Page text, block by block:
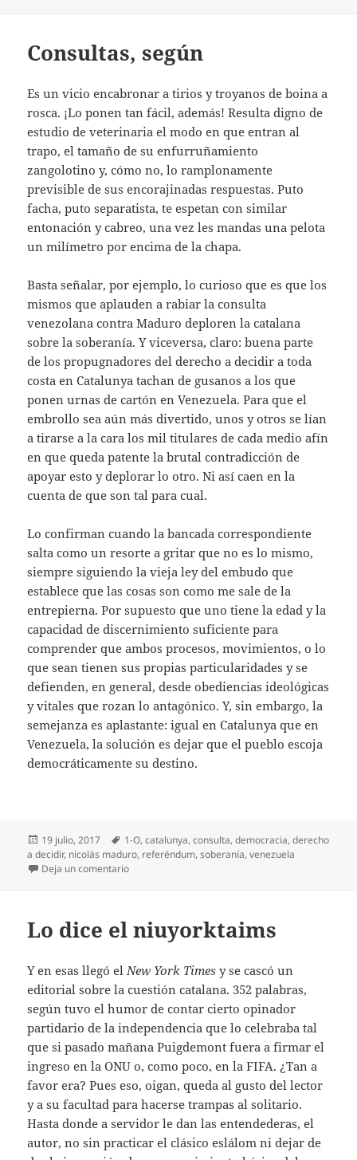
Consultas, según
Es un vicio encabronar a tirios y troyanos de boina a
rosca. ¡Lo ponen tan fácil, además! Resulta digno de
estudio de veterinaria el modo en que entran al
trapo, el tamaño de su enfurruñamiento
zangolotino y, cómo no, lo ramplonamente
previsible de sus encorajinadas respuestas. Puto
facha, puto separatista, te espetan con similar
entonación y cabreo, una vez les mandas una pelota
un milímetro por encima de la chapa.
Basta señalar, por ejemplo, lo curioso que es que los
mismos que aplauden a rabiar la consulta
venezolana contra Maduro deploren la catalana
sobre la soberanía. Y viceversa, claro: buena parte
de los propugnadores del derecho a decidir a toda
costa en Catalunya tachan de gusanos a los que
ponen urnas de cartón en Venezuela. Para que el
embrollo sea aún más divertido, unos y otros se lían
a tirarse a la cara los mil titulares de cada medio afín
en que queda patente la brutal contradicción de
apoyar esto y deplorar lo otro. Ni así caen en la
cuenta de que son tal para cual.
Lo confirman cuando la bancada correspondiente
salta como un resorte a gritar que no es lo mismo,
siempre siguiendo la vieja ley del embudo que
establece que las cosas son como me sale de la
entrepierna. Por supuesto que uno tiene la edad y la
capacidad de discernimiento suficiente para
comprender que ambos procesos, movimientos, o lo
que sean tienen sus propias particularidades y se
defienden, en general, desde obediencias ideológicas
y vitales que rozan lo antagónico. Y, sin embargo, la
semejanza es aplastante: igual en Catalunya que en
Venezuela, la solución es dejar que el pueblo escoja
democráticamente su destino.
Publicado
el
19 julio, 2017 Etiquetas
1-O,catalunya,consulta,democracia,derecho
a decidir, nicolás maduro, referéndum,soberanía,venezuela
Deja un comentarioen Consultas, según
Lo dice el niuyorktaims
Y en esas llegó el New York Times y se cascó un
editorial sobre la cuestión catalana. 352 palabras,
según tuvo el humor de contar cierto opinador
partidario de la independencia que lo celebraba tal
que si pasado mañana Puigdemont fuera a firmar el
ingreso en la ONU o, como poco, en la FIFA. ¿Tan a
favor era? Pues eso, oigan, queda al gusto del lector
y a su facultad para hacerse trampas al solitario.
Hasta donde a servidor le dan las entendederas, el
autor, no sin practicar el clásico eslálom ni dejar de